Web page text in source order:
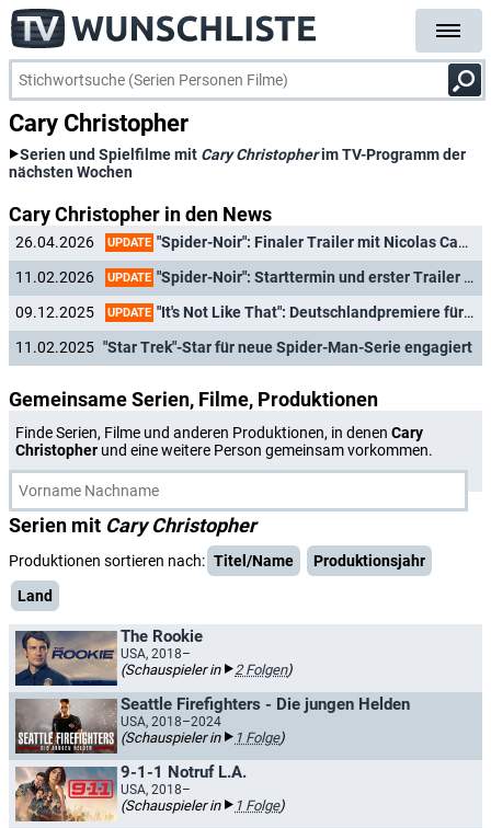
Cary Christopher
Serien und Spielfilme mit Cary Christopherim TV-Programm der
nächsten Wochen
Cary Christopher in den News
26.04.2026 UPDATE "Spider-Noir": Finaler Trailer mit Nicolas Cage als strauchelnder Superheld veröffentlicht
11.02.2026 UPDATE "Spider-Noir": Starttermin und erster Trailer zur düsteren Krimi-Superheldenserie mit Nicolas Cage in Titelrolle
09.12.2025 UPDATE "It's Not Like That": Deutschlandpremiere für neuen Familienserie mit Scott Foley ("Scandal")
11.02.2025 "Star Trek"-Star für neue Spider-Man-Serie engagiert
Gemeinsame Serien, Filme, Produktionen
Finde Serien, Filme und anderen Produktionen, in denen Cary
Christopher und eine weitere Person gemeinsam vorkommen.
Serien mit Cary Christopher
Produktionen sortieren nach: Titel/Name
Produktionsjahr
Land
The Rookie
USA, 2018–
(Schauspieler in 2 Folgen)
Seattle Firefighters - Die jungen Helden
USA, 2018–2024
(Schauspieler in 1 Folge)
9-1-1 Notruf L.A.
USA, 2018–
(Schauspieler in 1 Folge)